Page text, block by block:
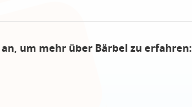
um mehr über Bärbel zu erfahren: